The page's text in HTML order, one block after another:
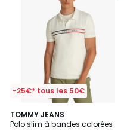
-25€* tous les 50€
TOMMY JEANS
Polo slim à bandes colorées
3
Couleurs